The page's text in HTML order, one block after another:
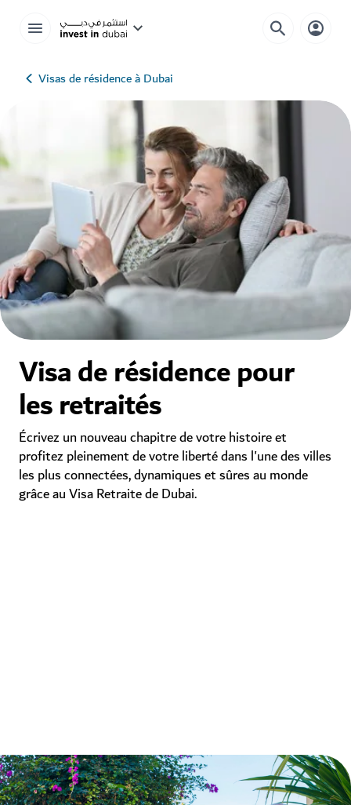
Visas de résidence à Dubai
Visa de résidence pour
les retraités
Écrivez un nouveau chapitre de votre histoire et
profitez pleinement de votre liberté dans l'une des villes
les plus connectées, dynamiques et sûres au monde
grâce au Visa Retraite de Dubai.